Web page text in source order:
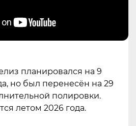
планировался на 9
но был перенесён на 29
полировки.
летом 2026 года.